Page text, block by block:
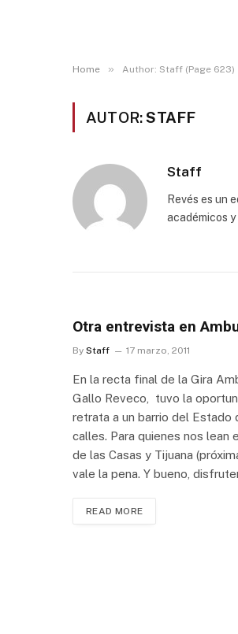
Home » Author: Staff (Page 623)
AUTOR:STAFF
Staff
Revés es un
académicos
Otra entrevista en
By Staff 17 marzo, 2011
En la recta final de la Gira
Gallo Reveco, tuvo la
retrata a un barrio del Estado
calles. Para quienes nos lean
de las Casas y Tijuana
vale la pena. Y bueno,
READ MORE